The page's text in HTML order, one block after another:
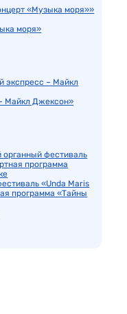
моря»
Майкл Джексон»
«Unda Maris
программа «Тайны